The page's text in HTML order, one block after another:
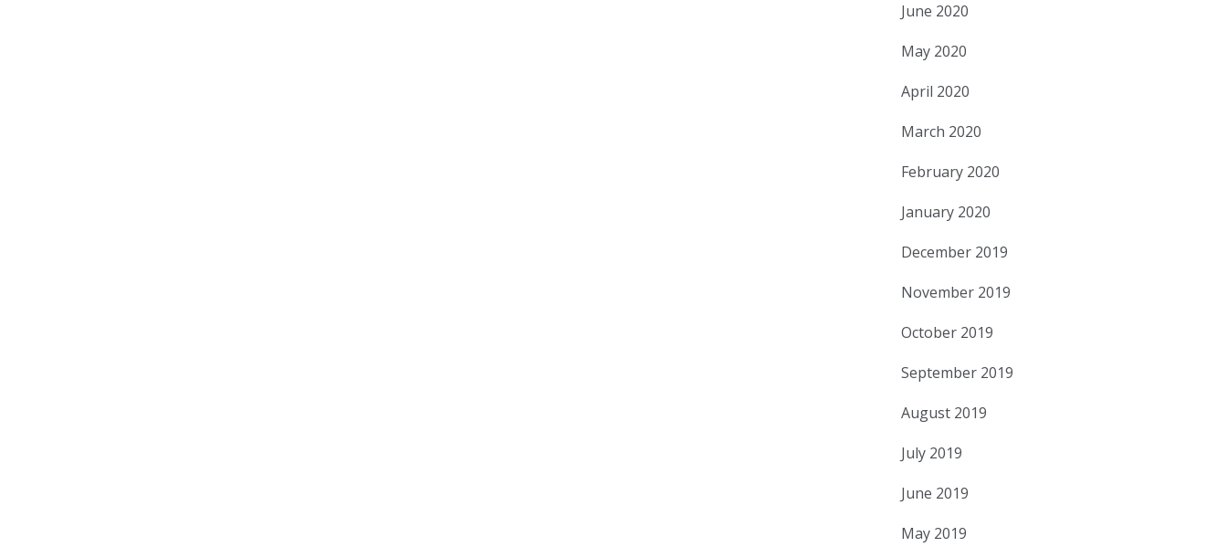
June 2020
May 2020
April 2020
March 2020
February 2020
January 2020
December 2019
November 2019
October 2019
September 2019
August 2019
July 2019
June 2019
May 2019